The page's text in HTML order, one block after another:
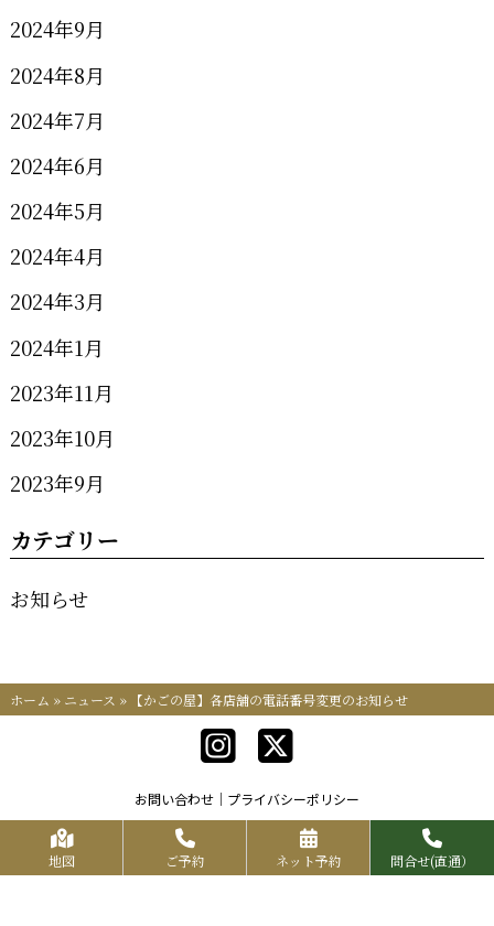
2024年9月
2024年8月
2024年7月
2024年6月
2024年5月
2024年4月
2024年3月
2024年1月
2023年11月
2023年10月
2023年9月
カテゴリー
お知らせ
ホーム » ニュース » 【かごの屋】各店舗の電話番号変更のお知らせ
お問い合わせ プライバシーポリシー
Copyrights KR FOOD SERVICE All Rights Reserved.
地図 ご予約 ネット予約 問合せ(直通）